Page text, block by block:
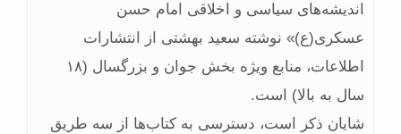
اندیشه‌های سیاسی و اخلاقی امام حسن
عسکری(ع)» نوشته سعید بهشتی از انتشارات
اطلاعات، منابع ویژه بخش جوان و بزرگسال (۱۸
سال به بالا) است.
شایان ذکر است، دسترسی به کتاب‌ها از سه طریق